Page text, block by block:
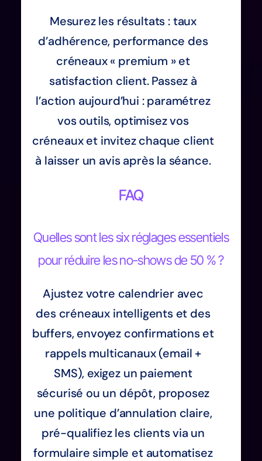
Mesurez les résultats : taux
d’adhérence, performance des
créneaux « premium » et
satisfaction client. Passez à
l’action aujourd’hui : paramétrez
vos outils, optimisez vos
créneaux et invitez chaque client
à laisser un avis après la séance.
FAQ
Quelles sont les six réglages essentiels
pour réduire les no-shows de 50 % ?
Ajustez votre calendrier avec
des créneaux intelligents et des
buffers, envoyez confirmations et
rappels multicanaux (email +
SMS), exigez un paiement
sécurisé ou un dépôt, proposez
une politique d’annulation claire,
pré-qualifiez les clients via un
formulaire simple et automatisez